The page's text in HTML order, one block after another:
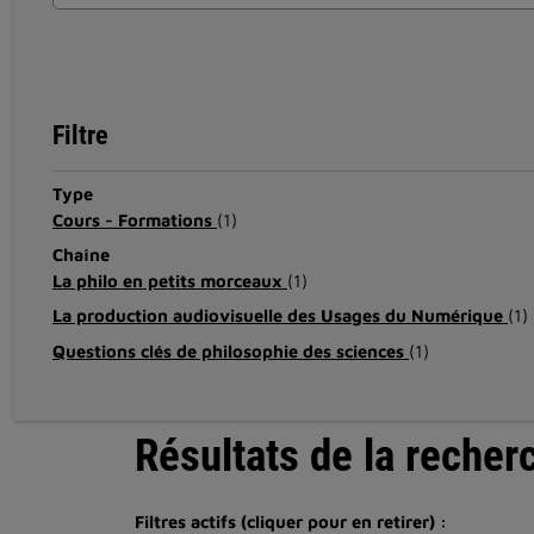
Filtre
Type
Cours - Formations (1)
Chaîne
La philo en petits morceaux (1)
La production audiovisuelle des Usages du Numérique (1)
Questions clés de philosophie des sciences (1)
Résultats de la
Filtres actifs (cliquer pour en retirer) :